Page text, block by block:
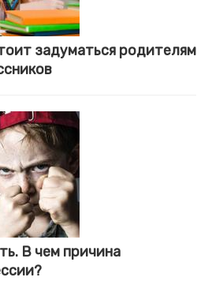
задуматься родителям
В чем причина